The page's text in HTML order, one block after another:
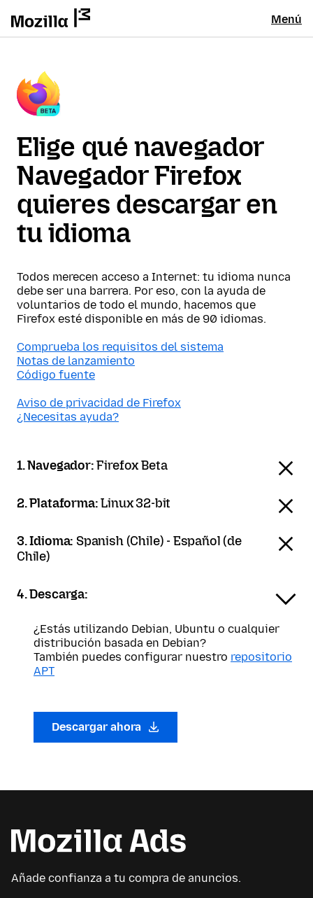
Menú
Elige qué navegador
Navegador Firefox
quieres descargar en
tu idioma
Todos merecen acceso a Internet: tu idioma nunca
debe ser una barrera. Por eso, con la ayuda de
voluntarios de todo el mundo, hacemos que
Firefox esté disponible en más de 90 idiomas.
Comprueba los requisitos del sistema
Notas de lanzamiento
Código fuente
Aviso de privacidad de Firefox
¿Necesitas ayuda?
1. Navegador:Firefox Beta
2. Plataforma:Linux 32-bit
3. Idioma: Spanish (Chile) - Español (de
Chile)
4. Descarga:
¿Estás utilizando Debian, Ubuntu o cualquier
distribución basada en Debian?
También puedes configurar nuestro repositorio
APT
Descargar ahora
Añade confianza a tu compra de anuncios.